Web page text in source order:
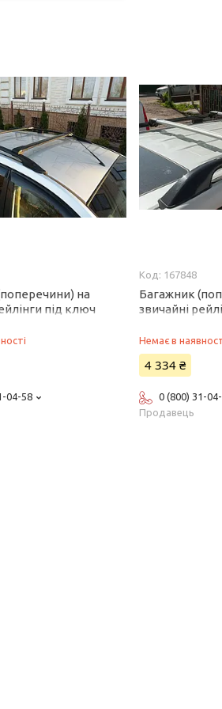
на
під ключ
GX470 2002-2009
04-58
167848
Багажник
звичайні
Lexus GX470
Немає в
4 334 ₴
0 (800) 31-
Продавець